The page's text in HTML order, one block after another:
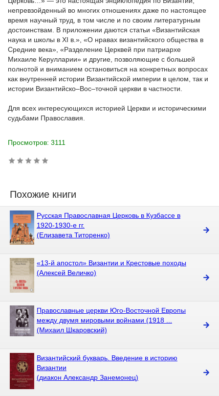
непревзойденный во многих отношениях даже по настоящее
время научный труд, в том числе и по своим литературным
достоинствам. В приложении даются статьи «Византийская
наука и школы в XI в.», «О нравах византийского общества в
Средние века», «Разделение Церквей при патриархе
Михаиле Керулларии» и другие, позволяющие с большей
полнотой и вниманием остановиться на конкретных вопросах
как внутренней истории Византийской империи в целом, так и
истории Византийско–Вос–точной церкви в частности.
Для всех интересующихся историей Церкви и историческими
судьбами Православия.
Просмотров: 3111
Похожие книги
Русская Православная Церковь в Кузбассе в
1920-1930-е гг.
(Елизавета Титоренко)
«13-й апостол» Византии и Крестовые походы
(Алексей Величко)
Православные церкви Юго-Восточной Европы
между двумя мировыми войнами (1918 ...
(Михаил Шкаровский)
Византийский букварь. Введение в историю
Византии
(диакон Александр Занемонец)